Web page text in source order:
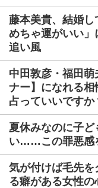
藤本美貴、結婚
めちゃ運がいい
追い風
中田敦彦・福田
ナー】になれる
占っていいですか
夏休みなのに子
い……この罪悪感
気が付けば毛先
る癖がある女性の